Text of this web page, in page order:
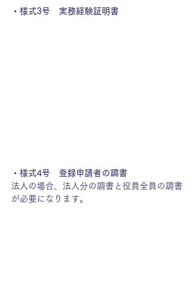
・様式3号　実務経験証明書
・様式4号　登録申請者の調書
法人の場合、法人分の調書と役員全員の調書
が必要になります。